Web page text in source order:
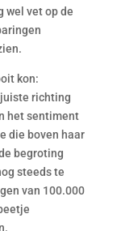
wel vet op de
kon:
richting
het sentiment
die boven haar
begroting
steeds te
van 100.000